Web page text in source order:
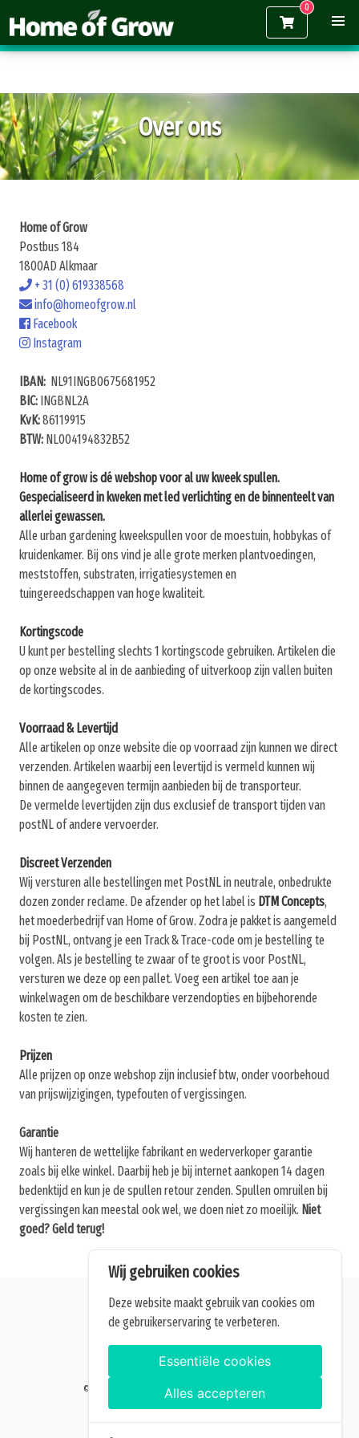
Gratis verzending vanaf €150,-
Over ons
Home of Grow
Postbus 184
1800AD Alkmaar
+ 31 (0) 619338568
info@homeofgrow.nl
Facebook
Instagram
IBAN: NL91INGB0675681952
BIC: INGBNL2A
KvK:86119915
BTW: NL004194832B52
Home of grow is dé webshop voor al uw kweek spullen.
Gespecialiseerd in kweken met led verlichting en de binnenteelt van
allerlei gewassen.
Alle urban gardening kweekspullen voor de moestuin, hobbykas of
kruidenkamer. Bij ons vind je alle grote merken plantvoedingen,
meststoffen, substraten, irrigatiesystemen en
tuingereedschappen van hoge kwaliteit.
Kortingscode
U kunt per bestelling slechts 1 kortingscode gebruiken. Artikelen die
op onze website al in de aanbieding of uitverkoop zijn vallen buiten
de kortingscodes.
Voorraad & Levertijd
Alle artikelen op onze website die op voorraad zijn kunnen we direct
verzenden. Artikelen waarbij een levertijd is vermeld kunnen wij
binnen de aangegeven termijn aanbieden bij de transporteur.
De vermelde levertijden zijn dus exclusief de transport tijden van
postNL of andere vervoerder.
Discreet Verzenden
Wij versturen alle bestellingen met PostNL in neutrale, onbedrukte
dozen zonder reclame. De afzender op het label is DTM Concepts,
het moederbedrijf van Home of Grow. Zodra je pakket is aangemeld
bij PostNL, ontvang je een Track & Trace-code om je bestelling te
volgen. Als je bestelling te zwaar of te groot is voor PostNL,
versturen we deze op een pallet. Voeg een artikel toe aan je
winkelwagen om de beschikbare verzendopties en bijbehorende
kosten te zien.
Prijzen
Alle prijzen op onze webshop zijn inclusief btw, onder voorbehoud
van prijswijzigingen, typefouten of vergissingen.
Garantie
Wij hanteren de wettelijke fabrikant en wederverkoper garantie
zoals bij elke winkel. Daarbij heb je bij internet aankopen 14 dagen
bedenktijd en kun je de spullen retour zenden. Spullen omruilen bij
vergissingen kan meestal ook wel, we doen niet zo moeilijk. Niet
goed? Geld terug!
Alle getoonde prijzen zijn incl. BTW.
Algemene Voorwaarden
Manage cookies
©2026 Home of Grow — Alle rechten voorbehouden.
Wij gebruiken cookies
Deze website maakt gebruik van cookies om
de gebruikerservaring te verbeteren.
Essentiële cookies
Alles accepteren